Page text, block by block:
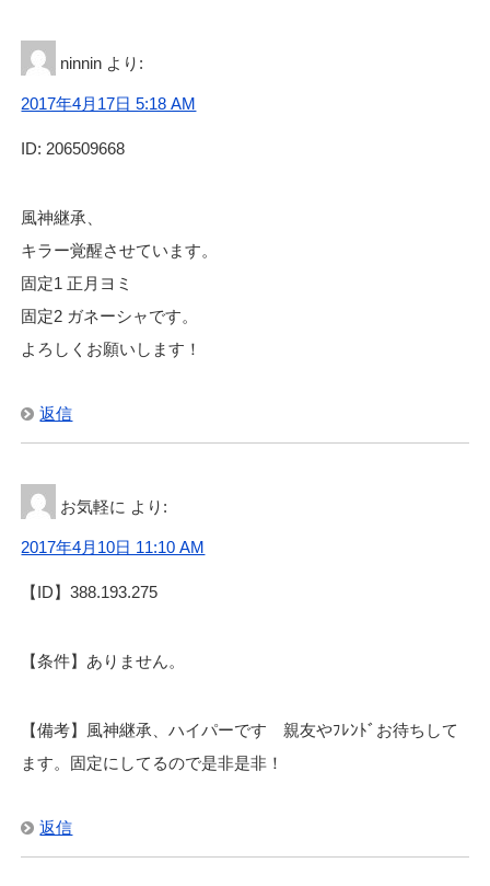
ninnin より:
2017年4月17日 5:18 AM
ID: 206509668
風神継承、
キラー覚醒させています。
固定1 正月ヨミ
固定2 ガネーシャです。
よろしくお願いします！
返信
お気軽に より:
2017年4月10日 11:10 AM
【ID】388.193.275
【条件】ありません。
【備考】風神継承、ハイパーです 親友やﾌﾚﾝﾄﾞお待ちして
ます。固定にしてるので是非是非！
返信